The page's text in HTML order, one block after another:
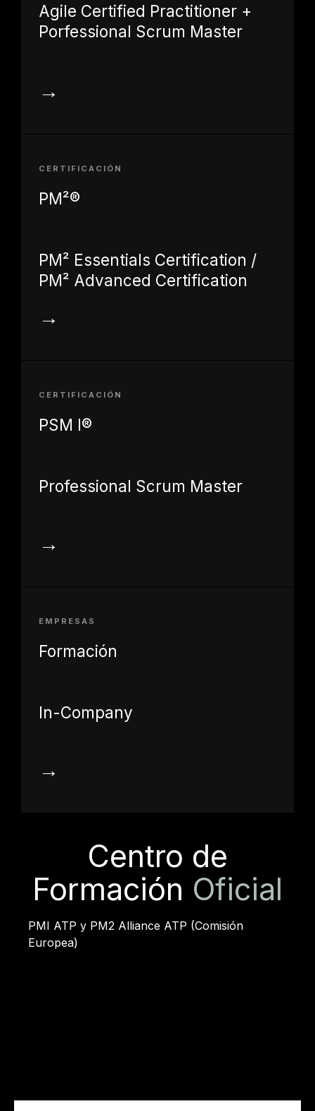
Agile Certified Practitioner +
Porfessional Scrum Master
→
CERTIFICACIÓN
PM²®
PM² Essentials Certification /
PM² Advanced Certification
→
CERTIFICACIÓN
PSM I®
Professional Scrum Master
→
EMPRESAS
Formación
In-Company
→
Centro de
Formación Oficial
PMI ATP y PM2 Alliance ATP (Comisión
Europea)